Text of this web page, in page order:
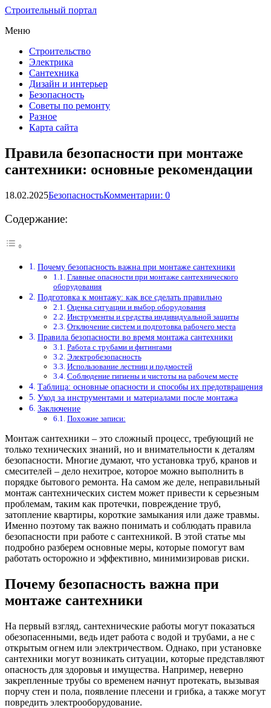
Строительный портал
Меню
Строительство
Электрика
Сантехника
Дизайн и интерьер
Безопасность
Советы по ремонту
Разное
Карта сайта
Правила безопасности при монтаже
сантехники: основные рекомендации
18.02.2025БезопасностьКомментарии: 0
Содержание:
Почему безопасность важна при монтаже сантехники
Главные опасности при монтаже сантехнического
оборудования
Подготовка к монтажу: как все сделать правильно
Оценка ситуации и выбор оборудования
Инструменты и средства индивидуальной защиты
Отключение систем и подготовка рабочего места
Правила безопасности во время монтажа сантехники
Работа с трубами и фитингами
Электробезопасность
Использование лестниц и подмостей
Соблюдение гигиены и чистоты на рабочем месте
Таблица: основные опасности и способы их предотвращения
Уход за инструментами и материалами после монтажа
Заключение
Похожие записи:
Монтаж сантехники – это сложный процесс, требующий не
только технических знаний, но и внимательности к деталям
безопасности. Многие думают, что установка труб, кранов и
смесителей – дело нехитрое, которое можно выполнить в
порядке бытового ремонта. На самом же деле, неправильный
монтаж сантехнических систем может привести к серьезным
проблемам, таким как протечки, повреждение труб,
затопление квартиры, короткие замыкания или даже травмы.
Именно поэтому так важно понимать и соблюдать правила
безопасности при работе с сантехникой. В этой статье мы
подробно разберем основные меры, которые помогут вам
работать осторожно и эффективно, минимизировав риски.
Почему безопасность важна при
монтаже сантехники
На первый взгляд, сантехнические работы могут показаться
обезопасенными, ведь идет работа с водой и трубами, а не с
открытым огнем или электричеством. Однако, при установке
сантехники могут возникать ситуации, которые представляют
опасность для здоровья и имущества. Например, неверно
закрепленные трубы со временем начнут протекать, вызывая
порчу стен и пола, появление плесени и грибка, а также могут
повредить электрооборудование.